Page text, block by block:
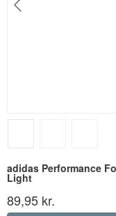
adidas Performance
Light
89,95 kr.